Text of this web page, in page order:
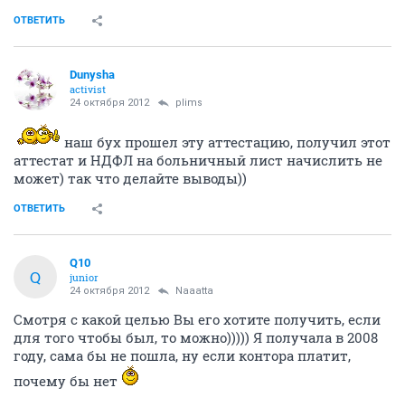
ОТВЕТИТЬ
Dunysha
activist
24 октября 2012 plims
наш бух прошел эту аттестацию, получил этот
аттестат и НДФЛ на больничный лист начислить не
может) так что делайте выводы))
ОТВЕТИТЬ
Q
Q10
junior
24 октября 2012 Naaatta
Смотря с какой целью Вы его хотите получить, если
для того чтобы был, то можно))))) Я получала в 2008
году, сама бы не пошла, ну если контора платит,
почему бы нет